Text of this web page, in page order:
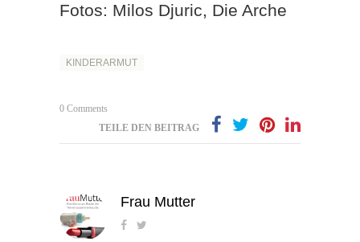
Fotos: Milos Djuric, Die Arche
KINDERARMUT
0 Comments
TEILE DEN BEITRAG
Frau Mutter